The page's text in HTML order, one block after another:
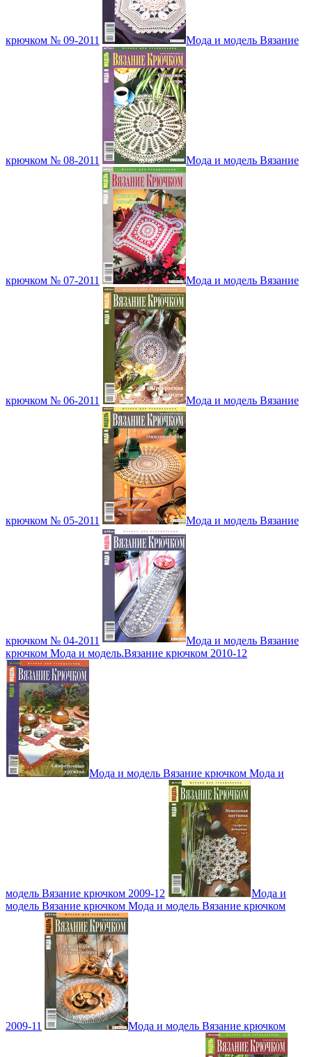
крючком № 09-2011 Мода и модель Вязание
крючком № 08-2011 Мода и модель Вязание
крючком № 07-2011 Мода и модель Вязание
крючком № 06-2011 Мода и модель Вязание
крючком № 05-2011 Мода и модель Вязание
крючком № 04-2011
Мода и модель Вязание
крючком Мода и модель.Вязание крючком 2010-12
Мода и модель Вязание крючком Мода и
модель Вязание крючком 2009-12
Мода и
модель Вязание крючком Мода и модель Вязание крючком
2009-11 Мода и модель Вязание крючком